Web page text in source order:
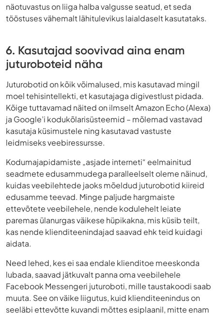
näotuvastus on liiga halba valgusse seatud, et seda
tööstuses vähemalt lähitulevikus laialdaselt kasutataks.
6. Kasutajad soovivad aina enam
juturoboteid näha
Juturobotid on kõik võimalused, mis kasutavad mingil
moel tehisintellekti, et kasutajaga digivestlust pidada.
Kõige tuttavamad näited on ilmselt Amazon Echo (Alexa)
ja Google’i kodukõlarisüsteemid – mõlemad vastavad
kasutaja küsimustele ning kasutavad vastuste
leidmiseks veebiressursse.
Kodumajapidamiste „asjade interneti“ eelmainitud
seadmete edusammudega paralleelselt oleme näinud,
kuidas veebilehtede jaoks mõeldud juturobotid kiireid
edusamme teevad. Minge paljude hargmaiste
ettevõtete veebilehele, nende kodulehelt leiate
paremas ülanurgas väikese hüpikakna, mis küsib teilt,
kas nende klienditeenindajad saavad ehk teid kuidagi
aidata.
Need lehed, kes ei saa endale klienditoe meeskonda
lubada, saavad jätkuvalt panna oma veebilehele
Facebook Messengeri juturoboti, mille taustakoodi saab
muuta. See on väike liigutus, kuid klienditeenindus on
seeläbi ettevõtte kuvandi mõttes esiplaanil, mitte enam